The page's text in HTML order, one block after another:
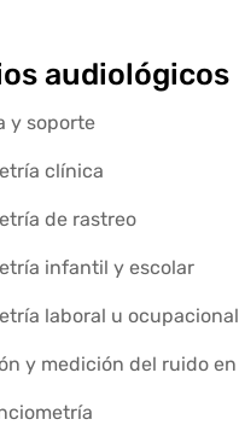
audiológicos
y soporte
clínica
de rastreo
infantil y escolar
laboral u ocupacional
y medición del ruido